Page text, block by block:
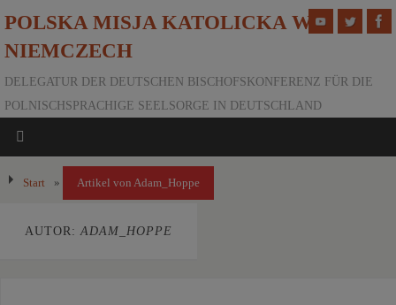
POLSKA MISJA KATOLICKA W
NIEMCZECH
DELEGATUR DER DEUTSCHEN BISCHOFSKONFERENZ FÜR DIE
POLNISCHSPRACHIGE SEELSORGE IN DEUTSCHLAND
Start » Artikel von Adam_Hoppe
AUTOR: ADAM_HOPPE